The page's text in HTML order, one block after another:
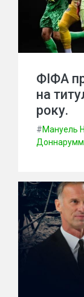
ФІФА
на
року.
#Мануель